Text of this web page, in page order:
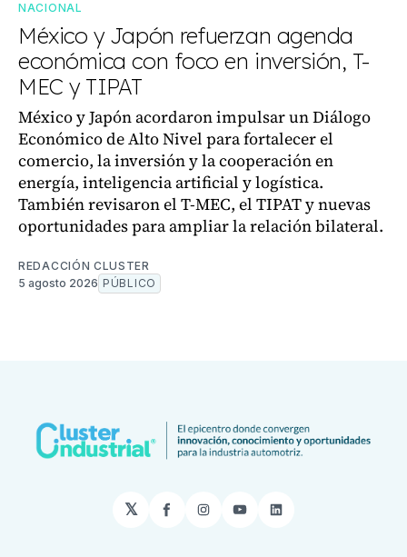
NACIONAL
México y Japón refuerzan agenda
económica con foco en inversión, T-
MEC y TIPAT
México y Japón acordaron impulsar un Diálogo
Económico de Alto Nivel para fortalecer el
comercio, la inversión y la cooperación en
energía, inteligencia artificial y logística.
También revisaron el T-MEC, el TIPAT y nuevas
oportunidades para ampliar la relación bilateral.
REDACCIÓN CLUSTER
5 agosto 2026 PÚBLICO
𝕏 Facebook
Instagram
YouTubeLinkedIn